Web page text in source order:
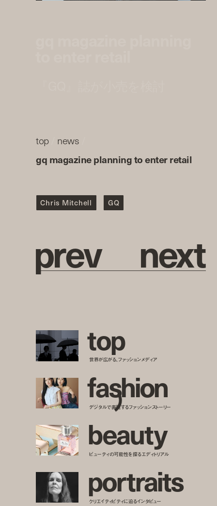
top/ news
gq magazine planning to enter retail
Chris Mitchell GQ
prev next
top
世界が広がる、ファッションメディア
fashion
デジタルで表現するファッションストーリー
beauty
ビューティの可能性を探るエディトリアル
portraits
クリエイティビティに迫るインタビュー